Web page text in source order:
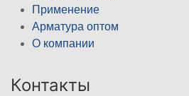
Применение
Арматура оптом
О компании
Контакты